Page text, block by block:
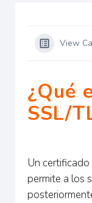
View
¿Qué
SSL/
Un
permite a los